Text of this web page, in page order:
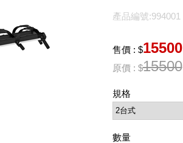
產品編號:994001
售價 : $15500
原價 : $15500
規格
數量